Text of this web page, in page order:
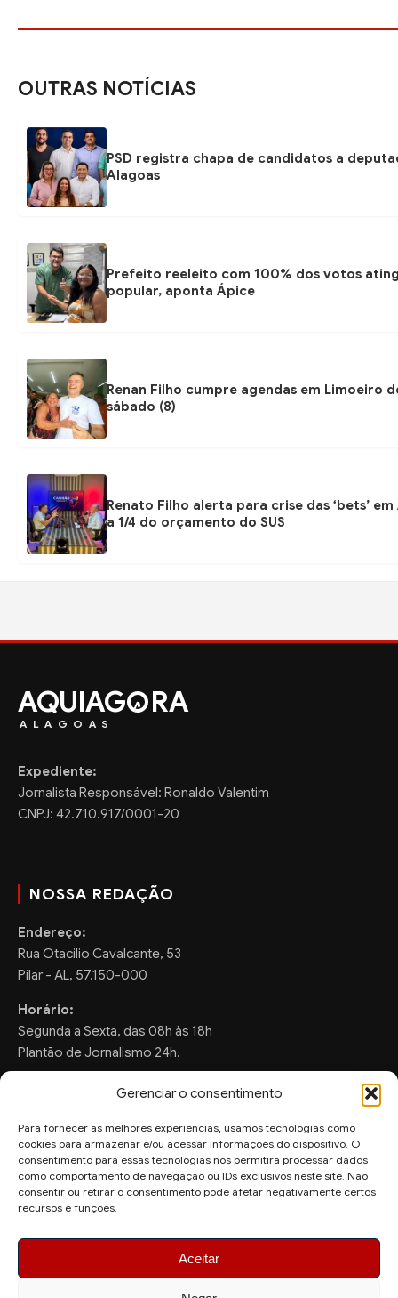
Gerenciar o consentimento
Para fornecer as melhores experiências, usamos tecnologias como
cookies para armazenar e/ou acessar informações do dispositivo. O
consentimento para essas tecnologias nos permitirá processar dados
como comportamento de navegação ou IDs exclusivos neste site. Não
consentir ou retirar o consentimento pode afetar negativamente certos
recursos e funções.
Aceitar
OUTRAS NOTÍCIAS
PSD registra chapa de candidatos a
Alagoas
Prefeito reeleito com 100% dos votos
popular, aponta Ápice
Renan Filho cumpre agendas em Limoeiro
sábado (8)
Renato Filho alerta para crise das ‘bets’
a 1/4 do orçamento do SUS
AQUIAG RA
ALAGOAS
Expediente:
Jornalista Responsável: Ronaldo Valentim
CNPJ: 42.710.917/0001-20
NOSSA REDAÇÃO
Endereço:
Rua Otacilio Cavalcante, 53
Pilar - AL, 57.150-000
Horário:
Segunda a Sexta, das 08h às 18h
Plantão de Jornalismo 24h.
FALE CONOSCO
Sugestões de Pauta:
ronaldo.valentim150@gmail.com